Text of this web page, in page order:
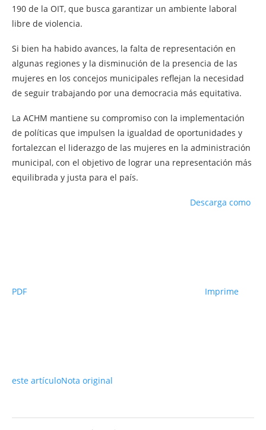
190 de la OIT, que busca garantizar un ambiente laboral
libre de violencia.
Si bien ha habido avances, la falta de representación en
algunas regiones y la disminución de la presencia de las
mujeres en los concejos municipales reflejan la necesidad
de seguir trabajando por una democracia más equitativa.
La ACHM mantiene su compromiso con la implementación
de políticas que impulsen la igualdad de oportunidades y
fortalezcan el liderazgo de las mujeres en la administración
municipal, con el objetivo de lograr una representación más
equilibrada y justa para el país.
Descarga como
PDF Imprime
este artículoNota original